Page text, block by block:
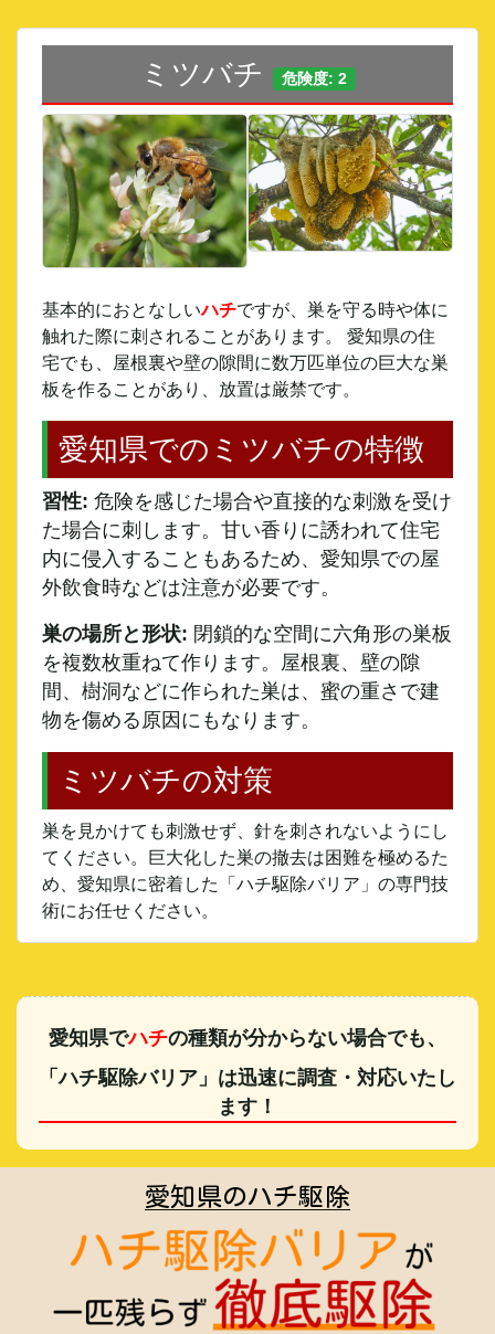
ミツバチ 危険度: 2
基本的におとなしいハチですが、巣を守る時や体に
触れた際に刺されることがあります。 愛知県の住
宅でも、屋根裏や壁の隙間に数万匹単位の巨大な巣
板を作ることがあり、放置は厳禁です。
愛知県でのミツバチの特徴
習性: 危険を感じた場合や直接的な刺激を受け
た場合に刺します。甘い香りに誘われて住宅
内に侵入することもあるため、愛知県での屋
外飲食時などは注意が必要です。
巣の場所と形状: 閉鎖的な空間に六角形の巣板
を複数枚重ねて作ります。屋根裏、壁の隙
間、樹洞などに作られた巣は、蜜の重さで建
物を傷める原因にもなります。
ミツバチの対策
巣を見かけても刺激せず、針を刺されないようにし
てください。巨大化した巣の撤去は困難を極めるた
め、愛知県に密着した「ハチ駆除バリア」の専門技
術にお任せください。
愛知県でハチの種類が分からない場合でも、
「ハチ駆除バリア」は迅速に調査・対応いたし
ます！
愛知県のハチ駆除